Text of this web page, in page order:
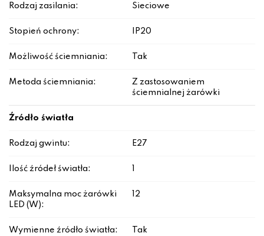
Rodzaj zasilania: Sieciowe
Stopień ochrony: IP20
Możliwość ściemniania: Tak
Metoda ściemniania:
Z zastosowaniem
ściemnialnej żarówki
Źródło światła
Rodzaj gwintu: E27
Ilość źródeł światła:
Maksymalna moc żarówki
LED (W):
12
Wymienne źródło światła: Tak